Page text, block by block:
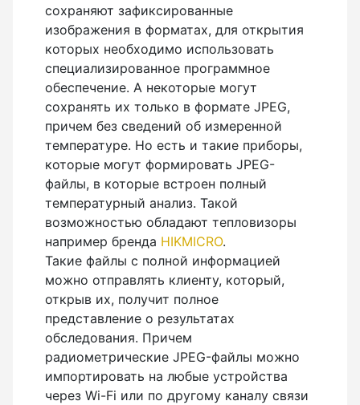
сохраняют зафиксированные
изображения в форматах, для открытия
которых необходимо использовать
специализированное программное
обеспечение. А некоторые могут
сохранять их только в формате JPEG,
причем без сведений об измеренной
температуре. Но есть и такие приборы,
которые могут формировать JPEG-
файлы, в которые встроен полный
температурный анализ. Такой
возможностью обладают тепловизоры
например бренда HIKMICRO.
Такие файлы с полной информацией
можно отправлять клиенту, который,
открыв их, получит полное
представление о результатах
обследования. Причем
радиометрические JPEG-файлы можно
импортировать на любые устройства
через Wi-Fi или по другому каналу связи